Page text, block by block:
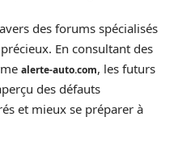
des forums spécialisés
En consultant des
alerte-auto.com, les futurs
des défauts
et mieux se préparer à